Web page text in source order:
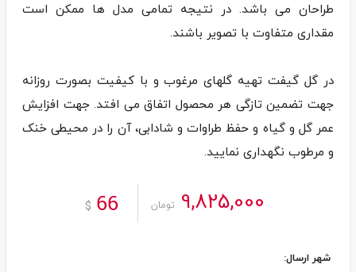
طراحان می باشد. در نتیجه تمامی مدل ها ممکن است
در گل گیفت تهیه گلهای مرغوب و با کیفیت بصورت روزانه
جهت تضمین تازگی هر محصول اتفاق می افتد. جهت افزایش
عمر گل و گیاه و حفظ طراوات و شادابی، آن را در محیطی خنک
و مرطوب نگهداری نمایید.
9,825,000 تومان 66
$
شهر ارسال: